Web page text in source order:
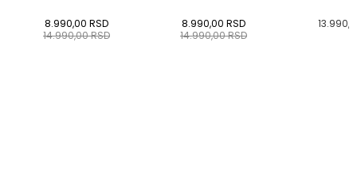
8.990,00 RSD
14.990,00RSD
8.990,00 RSD
14.990,00RSD